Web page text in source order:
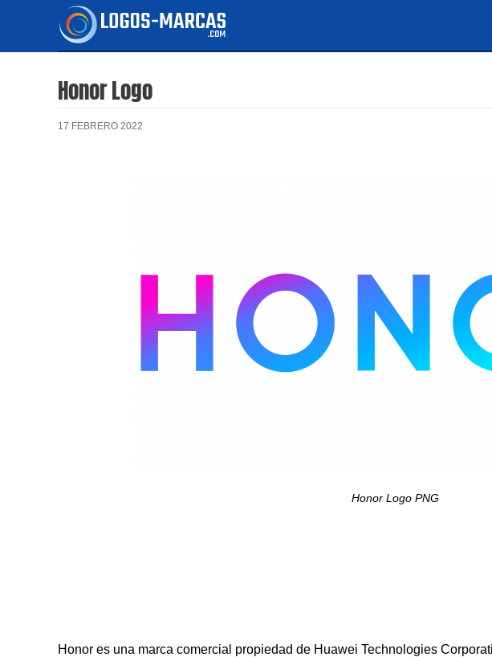
contenido
Honor Logo
17 FEBRERO 2022
Honor Logo PNG
Honor es una marca comercial propiedad de Huawei Technologies